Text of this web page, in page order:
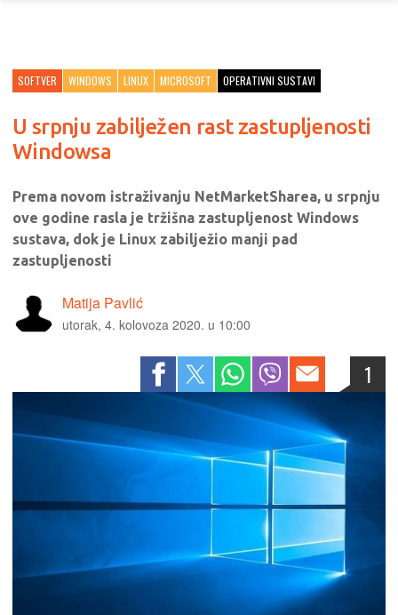
SOFTVER WINDOWS LINUX MICROSOFT OPERATIVNI SUSTAVI
U srpnju zabilježen rast zastupljenosti
Windowsa
Prema novom istraživanju NetMarketSharea, u srpnju
ove godine rasla je tržišna zastupljenost Windows
sustava, dok je Linux zabilježio manji pad
zastupljenosti
Matija Pavlić
utorak, 4. kolovoza 2020. u 10:00
1